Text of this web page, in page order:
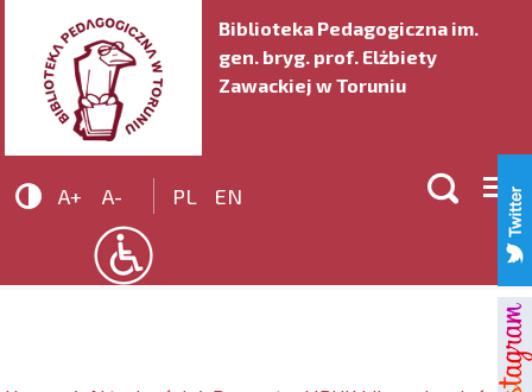
Biblioteka Pedagogiczna im.
gen. bryg. prof. Elżbiety
Zawackiej w Toruniu
 A+ A- PL EN 